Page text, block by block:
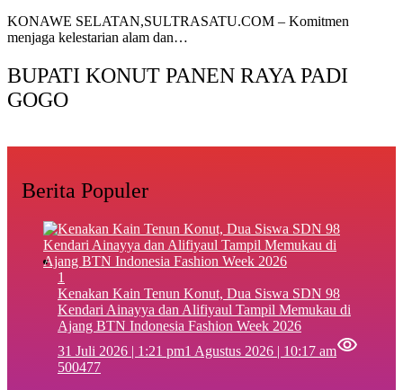
KONAWE SELATAN,SULTRASATU.COM – Komitmen
menjaga kelestarian alam dan…
BUPATI KONUT PANEN RAYA PADI
GOGO
Berita Populer
1
‎Kenakan Kain Tenun Konut, Dua Siswa SDN 98
Kendari Ainayya dan Alifiyaul Tampil Memukau di
Ajang BTN Indonesia Fashion Week 2026
31 Juli 2026 | 1:21 pm1 Agustus 2026 | 10:17 am
500477